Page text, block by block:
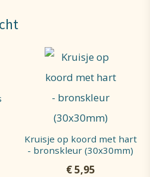
Kruisje op koord met hart
- bronskleur (30x30mm)
€5,95